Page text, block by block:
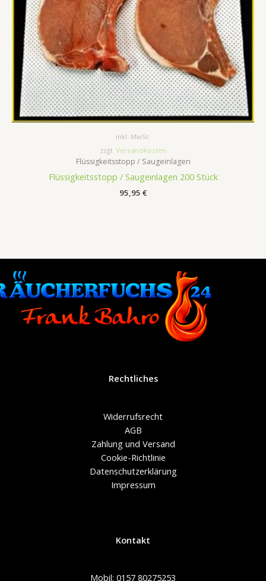
inkl. MwSt.
zzgl. Versandkosten
Flüssigkeitsstopp / Saugeinlagen
Flüssigkeitsstopp / Saugeinlagen 200 Stück
95,95 €
Rechtliches
Widerrufsrecht
AGB
Zahlung und Versand
Cookie-Richtlinie
Datenschutzerklärung
Impressum
Kontakt
Mobil: 0157 80275253